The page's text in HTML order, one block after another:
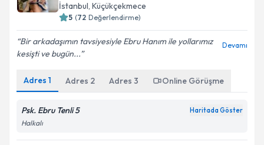
İstanbul, Küçükçekmece
5 (72 Değerlendirme)
Bir arkadaşımın tavsiyesiyle Ebru Hanım ile yollarımız
kesişti ve bugün...
Devamı
Adres 1 Adres 2 Adres 3 Online Görüşme
Psk. Ebru Tenli 5 Haritada Göster
Halkalı